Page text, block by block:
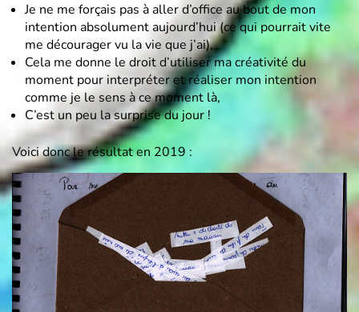
Je ne me forçais pas à aller d’office au bout de mon
intention absolument aujourd’hui (ce qui pourrait vite
me décourager vu la vie que j’ai),
Cela me donne le droit d’utiliser ma créativité du
moment pour interpréter et réaliser mon intention
comme je le sens à ce moment là,
C’est un peu la surprise du jour !
Voici donc le résultat en 2019 :